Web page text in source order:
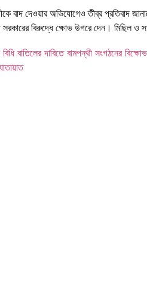
বাদ দেওয়ার অভিযোগেও তীব্র প্রতিবাদ
বিরুদ্ধে ক্ষোভ উগরে দেন। মিছিল ও
বাতিলের দাবিতে বামপন্থী সংগঠনের বিক্ষোভ